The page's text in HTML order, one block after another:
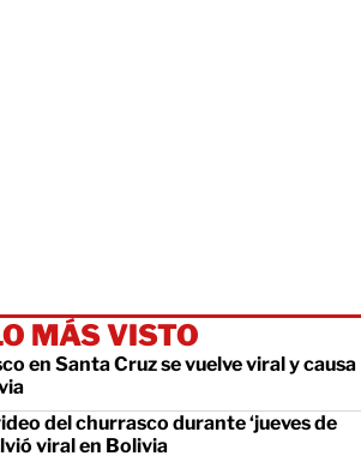
MÁS VISTO
en Santa Cruz se vuelve viral y causa
del churrasco durante ‘jueves de
viral en Bolivia